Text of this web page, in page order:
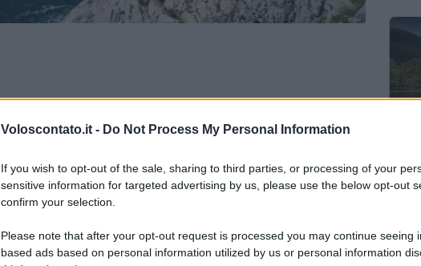
Voloscontato.it - Do Not Process My Personal Information
If you wish to opt-out of the sale, sharing to third parties, or processing of your
sensitive information for targeted advertising by us, please use the below opt-out
confirm your selection.
Please note that after your opt-out request is processed you may continue seeing
based ads based on personal information utilized by us or personal information
Il